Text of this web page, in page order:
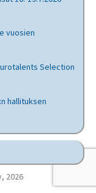
vuosien
Selection
hallituksen
2026